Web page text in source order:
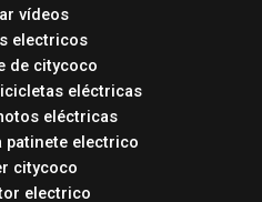
vídeos
electricos
de citycoco
eléctricas
eléctricas
patinete electrico
citycoco
electrico